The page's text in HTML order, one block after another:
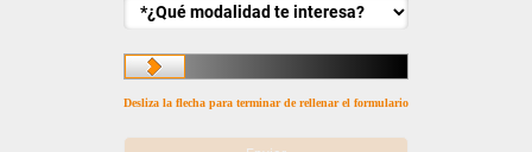
Desliza la flecha para terminar de rellenar el formulario